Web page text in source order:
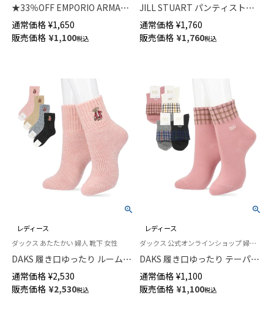
★33％OFF EMPORIO ARMANI
ラメ リブ クルー丈 ソックス レ
ディース 日本製 03447100
通常価格 ¥1,650
販売価格 ¥1,100税込
JILL STUART パンティストッ
キング ハートモチーフ ワンポ
イント シャイニー スケッチハ
ート つま先スルー 日本製 レデ
通常価格 ¥1,760
販売価格 ¥1,760税込
レディース
ダックス あたたかい 婦人 靴下 女性
DAKS 履き口ゆったり ルームソ
ックス 内起毛 総パイル 杢調ベ
ア刺繍 クルー丈 レディース 日
本製 03368910
通常価格 ¥2,530
販売価格 ¥2,530税込
レディース
ダックス 公式オンラインショップ 婦人 靴下
DAKS 履き口ゆったり テーパー
仕様 チェック ロゴ 刺繍 DAKS
クルー丈 レディース ソックス
03367321
通常価格 ¥1,100
販売価格 ¥1,100税込